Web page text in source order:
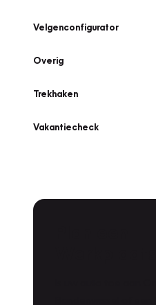
Velgenconfigurator
Overig
Trekhaken
Vakantiecheck